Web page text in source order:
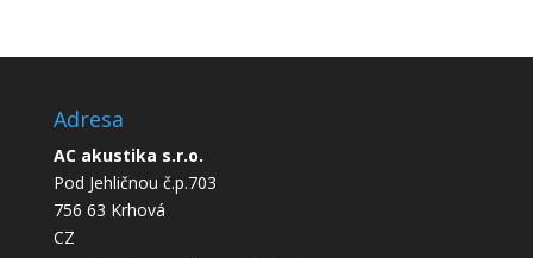
Adresa
AC akustika s.r.o.
Pod Jehličnou č.p.703
756 63 Krhová
CZ